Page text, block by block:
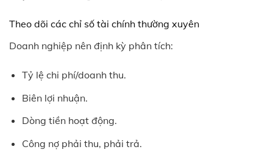
Theo dõi các chỉ số tài chính thường xuyên
Doanh nghiệp nên định kỳ phân tích:
Tỷ lệ chi phí/doanh thu.
Biên lợi nhuận.
Dòng tiền hoạt động.
Công nợ phải thu, phải trả.